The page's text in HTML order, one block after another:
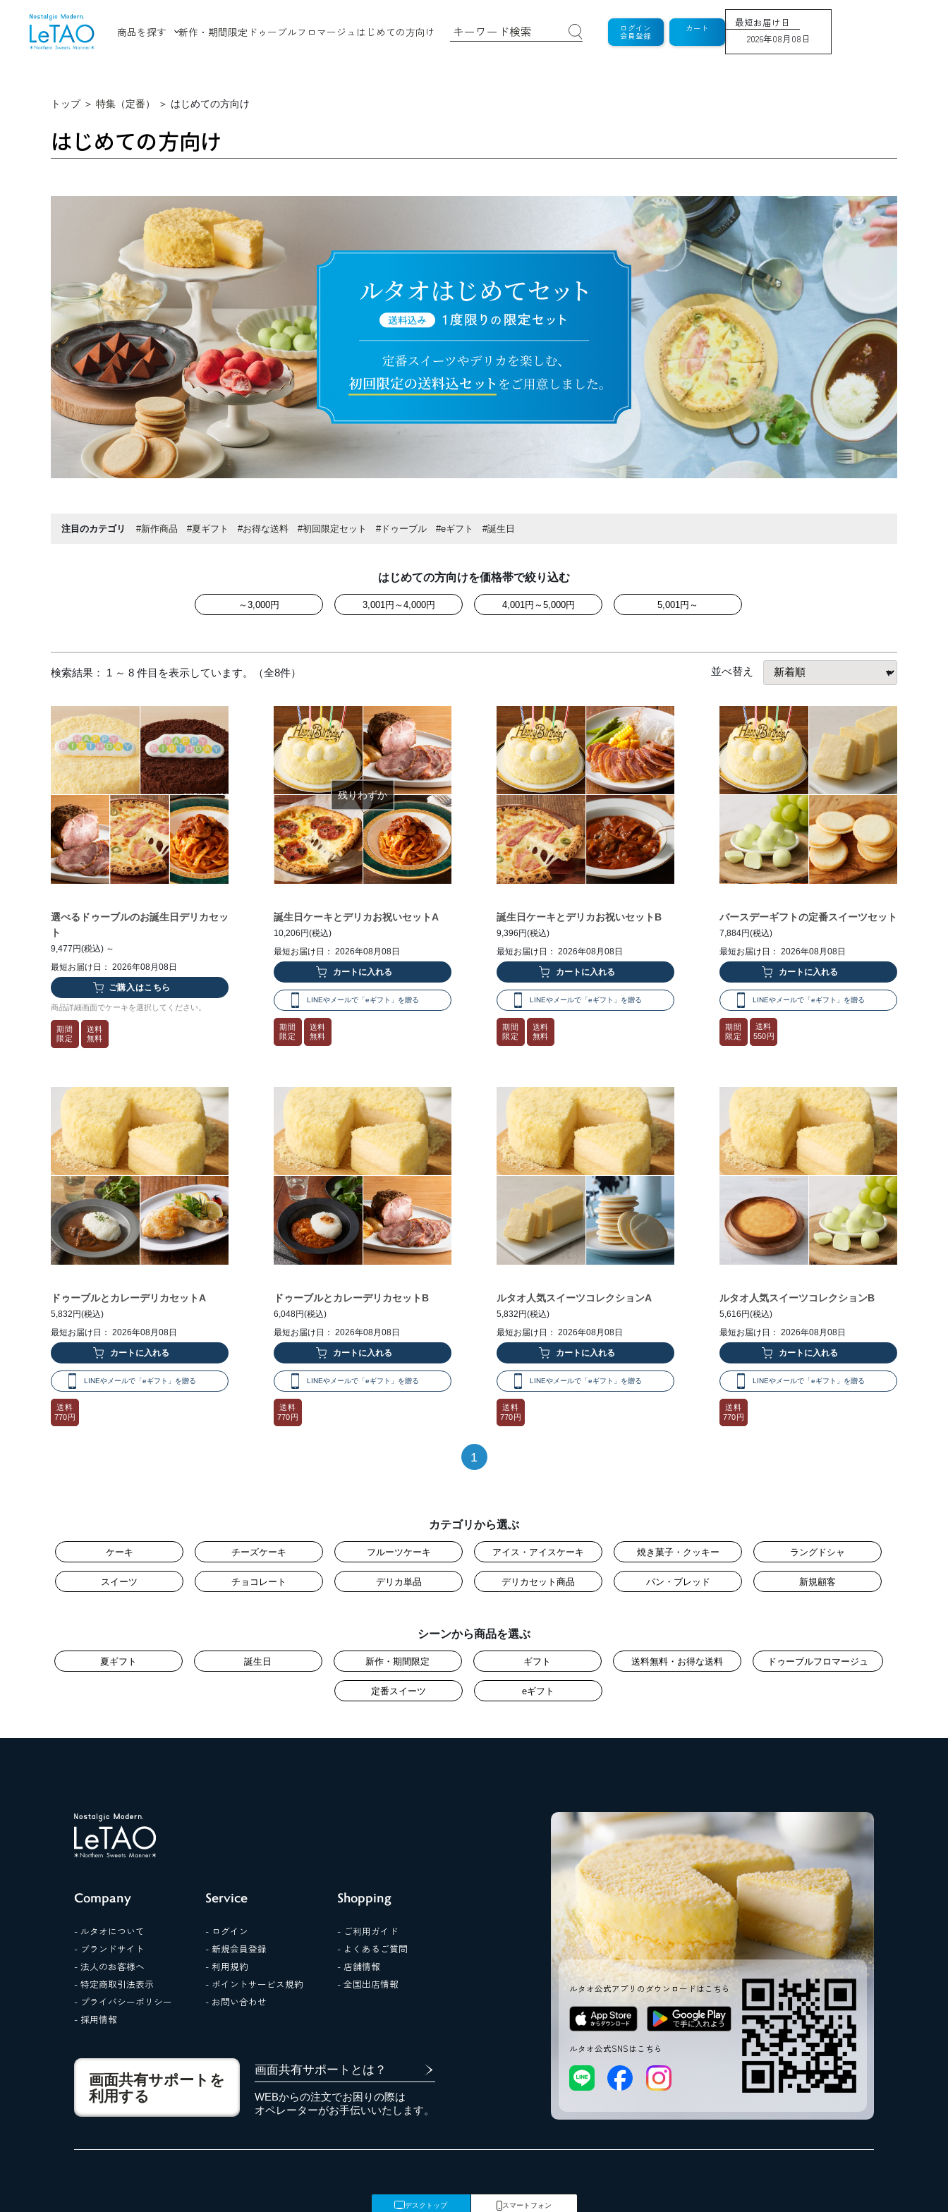
商品を探す 新作・期間限定 ドゥーブルフロマージュ はじめての方向け ログイン
会員登録
カート
最短お届け日
2026年08月08日
トップ ＞ 特集（定番） ＞ はじめての方向け
はじめての方向け
注目のカテゴリ #新作商品 #夏ギフト #お得な送料 #初回限定セット #ドゥーブル #eギフト #誕生日
はじめての方向けを価格帯で絞り込む
～3,000円 3,001円～4,000円 4,001円～5,000円 5,001円～
検索結果： 1 ～ 8 件目を表示しています。（全8件） 並べ替え
選べるドゥーブルのお誕生日デリカセッ
ト
9,477円(税込) ～
最短お届け日： 2026年08月08日
ご購入はこちら
商品詳細画面でケーキを選択してください。
期間
限定
送料
無料
残りわずか
誕生日ケーキとデリカお祝いセットA
10,206円(税込)
最短お届け日： 2026年08月08日
LINEやメールで「eギフト」を贈る
期間
限定
送料
無料
誕生日ケーキとデリカお祝いセットB
9,396円(税込)
最短お届け日： 2026年08月08日
LINEやメールで「eギフト」を贈る
期間
限定
送料
無料
バースデーギフトの定番スイーツセット
7,884円(税込)
最短お届け日： 2026年08月08日
LINEやメールで「eギフト」を贈る
期間
限定
送料
550円
ドゥーブルとカレーデリカセットA
5,832円(税込)
最短お届け日： 2026年08月08日
LINEやメールで「eギフト」を贈る
送料
770円
ドゥーブルとカレーデリカセットB
6,048円(税込)
最短お届け日： 2026年08月08日
LINEやメールで「eギフト」を贈る
送料
770円
ルタオ人気スイーツコレクションA
5,832円(税込)
最短お届け日： 2026年08月08日
LINEやメールで「eギフト」を贈る
送料
770円
ルタオ人気スイーツコレクションB
5,616円(税込)
最短お届け日： 2026年08月08日
LINEやメールで「eギフト」を贈る
送料
770円
1
カテゴリから選ぶ
ケーキ チーズケーキ フルーツケーキ アイス・アイスケーキ 焼き菓子・クッキー ラングドシャ
スイーツ チョコレート デリカ単品 デリカセット商品 パン・ブレッド 新規顧客
シーンから商品を選ぶ
夏ギフト 誕生日 新作・期間限定 ギフト 送料無料・お得な送料 ドゥーブルフロマージュ
定番スイーツ eギフト
ルタオ公式アプリのダウンロードはこちら
ルタオ公式SNSはこちら
Company
- ルタオについて
- ブランドサイト
- 法人のお客様へ
- 特定商取引法表示
- プライバシーポリシー
- 採用情報
Service
- ログイン
- 新規会員登録
- 利用規約
- ポイントサービス規約
- お問い合わせ
Shopping
- ご利用ガイド
- よくあるご質問
- 店舗情報
- 全国出店情報
画面共有サポートを
利用する
画面共有サポートとは？
WEBからの注文でお困りの際は
オペレーターがお手伝いいたします。
デスクトップ スマートフォン